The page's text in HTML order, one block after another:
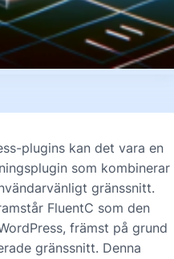
plugins kan det vara en
som kombinerar
gränssnitt.
FluentC som den
främst på grund
gränssnitt. Denna